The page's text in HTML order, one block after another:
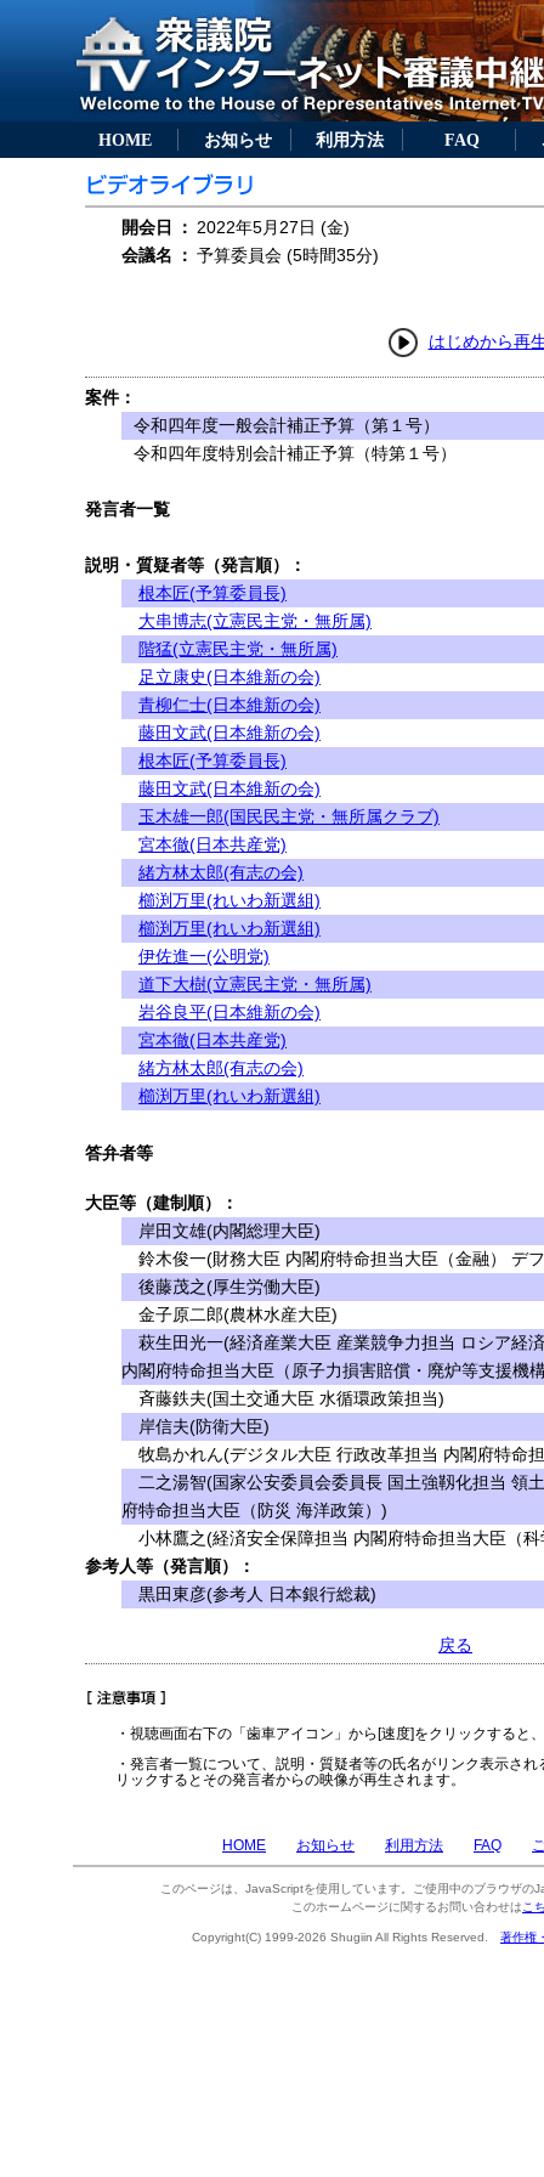
HOME お知らせ 利用方法 FAQ
開会日 ： 2022年5月27日 (金)
会議名
： 予算委員会 (5時間35分)
はじめから再
案件：
令和四年度一般会計補正予算（第１号）
令和四年度特別会計補正予算（特第１号）
発言者一覧
説明・質疑者等（発言順）：
根本匠(予算委員長)
大串博志(立憲民主党・無所属)
階猛(立憲民主党・無所属)
足立康史(日本維新の会)
青柳仁士(日本維新の会)
藤田文武(日本維新の会)
根本匠(予算委員長)
藤田文武(日本維新の会)
玉木雄一郎(国民民主党・無所属クラブ)
宮本徹(日本共産党)
緒方林太郎(有志の会)
櫛渕万里(れいわ新選組)
櫛渕万里(れいわ新選組)
伊佐進一(公明党)
道下大樹(立憲民主党・無所属)
岩谷良平(日本維新の会)
宮本徹(日本共産党)
緒方林太郎(有志の会)
櫛渕万里(れいわ新選組)
答弁者等
大臣等（建制順）：
岸田文雄(内閣総理大臣)
鈴木俊一(財務大臣 内閣府特命担当大臣（金融） デ
後藤茂之(厚生労働大臣)
金子原二郎(農林水産大臣)
萩生田光一(経済産業大臣 産業競争力担当 ロシア経
内閣府特命担当大臣（原子力損害賠償・廃炉等支援機
斉藤鉄夫(国土交通大臣 水循環政策担当)
岸信夫(防衛大臣)
牧島かれん(デジタル大臣 行政改革担当 内閣府特命
二之湯智(国家公安委員会委員長 国土強靱化担当 領
府特命担当大臣（防災 海洋政策）)
小林鷹之(経済安全保障担当 内閣府特命担当大臣（
参考人等（発言順）：
黒田東彦(参考人 日本銀行総裁)
戻る
・視聴画面右下の「歯車アイコン」から[速度]をクリックすると
・発言者一覧について、説明・質疑者等の氏名がリンク表示さ
リックするとその発言者からの映像が再生されます。
HOME お知らせ 利用方法 FAQ
このページは、JavaScriptを使用しています。ご使用中のブラウザの
このホームページに関するお問い合わせは こ
Copyright(C) 1999-2026 Shugiin All Rights Reserved. 著作権